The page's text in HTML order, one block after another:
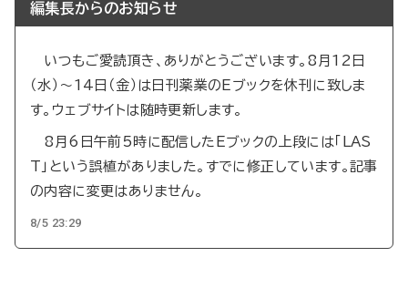
編集長からのお知らせ
いつもご愛読頂き、ありがとうございます。8月12日
（水）～14日（金）は日刊薬業のEブックを休刊に致しま
す。ウェブサイトは随時更新します。
8月6日午前5時に配信したEブックの上段には「LAS
T」という誤植がありました。すでに修正しています。記事
の内容に変更はありません。
8/5 23:29